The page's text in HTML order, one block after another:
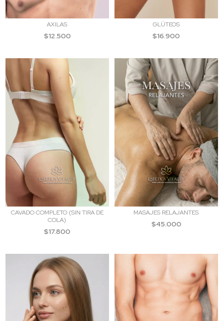
AXILAS
$12.500
GLÚTEOS
$16.900
CAVADO COMPLETO (SIN TIRA DE
COLA)
$17.800
MASAJES RELAJANTES
$45.000